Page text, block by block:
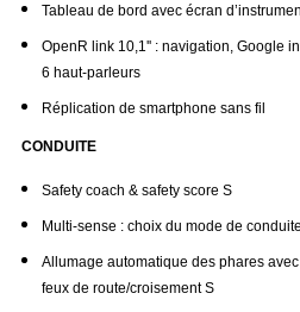
Tableau de bord avec écran
OpenR link 10,1'' : navigation, Google
6 haut-parleurs
Réplication de smartphone sans fil
CONDUITE
Safety coach & safety score S
Multi-sense : choix du mode de
Allumage automatique des phares
feux de route/croisement S